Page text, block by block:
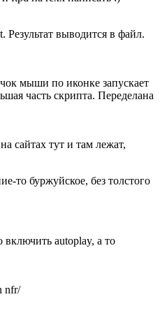
Результат выводится в файл.
мыши по иконке запускает
часть скрипта. Переделана
сайтах тут и там лежат,
то буржуйское, без толстого
включить autoplay, а то
nfr/